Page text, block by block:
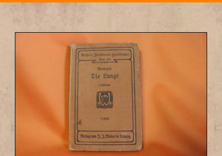
Willkommen
Schauraum
Impressum
Datenschutzerklärung
+436504036869